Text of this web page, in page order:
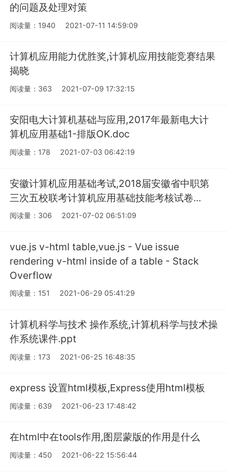
的问题及处理对策
阅读量：1940 2021-07-11 14:59:09
计算机应用能力优胜奖,计算机应用技能竞赛结果
揭晓
阅读量：363 2021-07-09 17:32:15
安阳电大计算机基础与应用,2017年最新电大计
算机应用基础1-排版OK.doc
阅读量：178 2021-07-03 06:42:19
安徽计算机应用基础考试,2018届安徽省中职第
三次五校联考计算机应用基础技能考核试卷...
阅读量：306 2021-07-02 06:51:09
vue.js v-html table,vue.js - Vue issue
rendering v-html inside of a table - Stack
Overflow
阅读量：151 2021-06-29 05:41:29
计算机科学与技术 操作系统,计算机科学与技术操
作系统课件.ppt
阅读量：173 2021-06-25 16:48:35
express 设置html模板,Express使用html模板
阅读量：639 2021-06-23 17:48:42
在html中在tools作用,图层蒙版的作用是什么
阅读量：450 2021-06-22 15:56:44